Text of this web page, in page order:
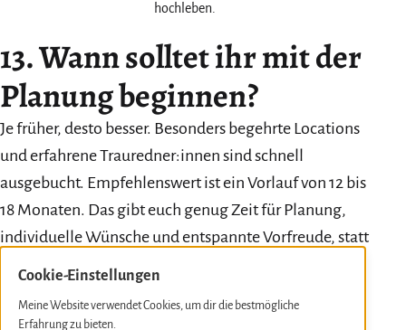
hochleben.
13. Wann solltet ihr mit der
Planung beginnen?
Je früher, desto besser. Besonders begehrte Locations
und erfahrene Trauredner:innen sind schnell
ausgebucht. Empfehlenswert ist ein Vorlauf von 12 bis
18 Monaten. Das gibt euch genug Zeit für Planung,
individuelle Wünsche und entspannte Vorfreude, statt
Last-Minute-Stress und schlaflose Nächte.
ausgewählt, sind nämlich die am Zuge und ihr könnt
Cookie-Einstellungen
Meine Website verwendet Cookies, um dir die bestmögliche
Erfahrung zu bieten.